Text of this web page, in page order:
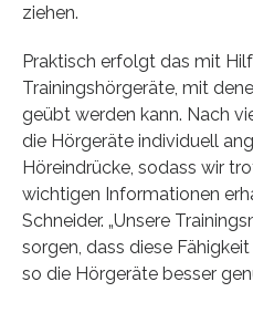
ziehen.
Praktisch erfolgt das mit
Trainingshörgeräte, mit
geübt werden kann. Nach
die Hörgeräte individuell
Höreindrücke, sodass wir
wichtigen Informationen
Schneider. „Unsere
sorgen, dass diese
so die Hörgeräte besser